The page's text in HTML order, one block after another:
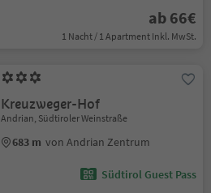
ab 66€
1 Nacht / 1 Apartment Inkl. MwSt.
Kreuzweger-Hof
Andrian, Südtiroler Weinstraße
683 m von Andrian Zentrum
Südtirol Guest Pass